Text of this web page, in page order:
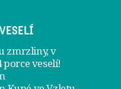
zmrzliny, v
porce veselí!